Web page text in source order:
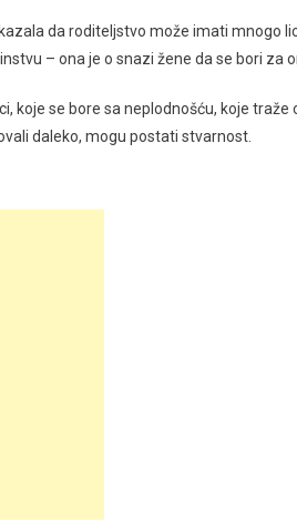
da roditeljstvo može imati mnogo
– ona je o snazi žene da se bori za
koje se bore sa neplodnošću, koje
daleko, mogu postati stvarnost.